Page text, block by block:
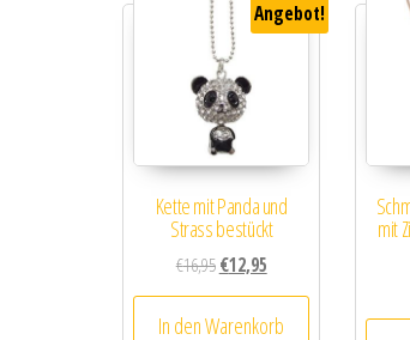
Angebot!
Kette mit Panda und
Strass bestückt
€16,95 Ursprünglicher Preis war:
€12,95Aktueller Preis ist:
In den Warenkorb
mit